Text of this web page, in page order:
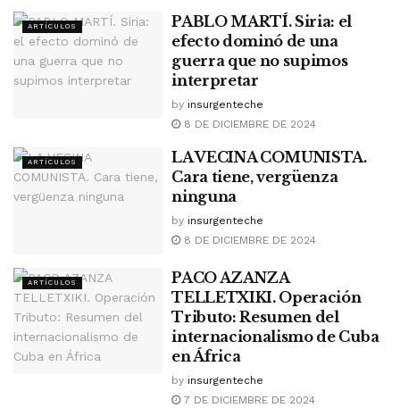
ARTÍCULOS
PABLO MARTÍ. Siria: el
efecto dominó de una
guerra que no supimos
interpretar
by insurgenteche
8 DE DICIEMBRE DE 2024
ARTÍCULOS
LA VECINA COMUNISTA.
Cara tiene, vergüenza
ninguna
by insurgenteche
8 DE DICIEMBRE DE 2024
ARTÍCULOS
PACO AZANZA
TELLETXIKI. Operación
Tributo: Resumen del
internacionalismo de Cuba
en África
by insurgenteche
7 DE DICIEMBRE DE 2024